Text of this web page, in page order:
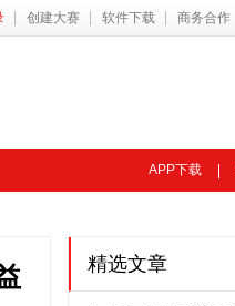
创建大赛 软件下载 商务合作
APP下载
精选文章